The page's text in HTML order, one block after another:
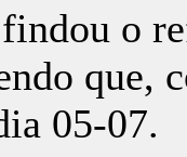
o
que,
05-07.